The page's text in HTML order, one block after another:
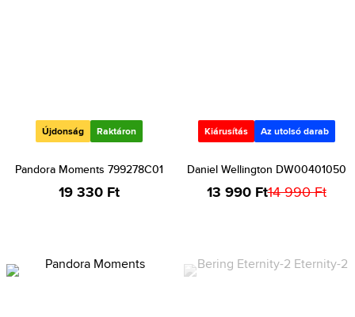
Újdonság Raktáron
Pandora Moments 799278C01
19 330 Ft
Kiárusítás Az utolsó darab
Daniel Wellington DW00401050
13 990 Ft14 990 Ft